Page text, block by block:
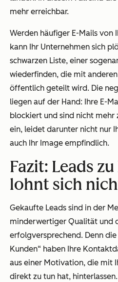
mehr erreichbar.
Werden häufiger E-Mails von
kann Ihr Unternehmen sich
schwarzen Liste, einer
wiederfinden, die mit
öffentlich geteilt wird. Die
liegen auf der Hand: Ihre E-
blockiert und sind nicht mehr
ein, leidet darunter nicht nur
auch Ihr Image empfindlich.
Fazit: Leads
lohnt sich
Gekaufte Leads sind in der
minderwertiger Qualität und
erfolgversprechend. Denn
Kunden“ haben Ihre
aus einer Motivation, die mit
direkt zu tun hat,